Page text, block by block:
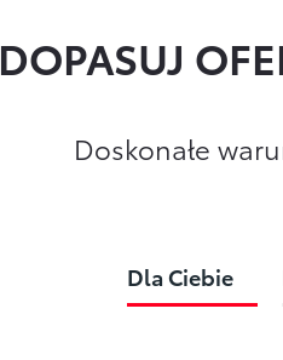
DOPASUJ
Doskonałe
Dla Ciebie